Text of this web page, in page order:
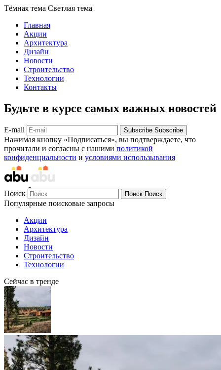
Тёмная тема Светлая тема
Главная
Акции
Архитектура
Дизайн
Новости
Строительство
Технологии
Контакты
Будьте в курсе самых важных новостей
E-mail Subscribe Subscribe
Нажимая кнопку «Подписаться», вы подтверждаете, что
прочитали и согласны с нашими политикой
конфиденциальности и условиями использывания
Поиск Поиск Поиск
Популярные поисковые запросы
Акции
Архитектура
Дизайн
Новости
Строительство
Технологии
Сейчас в тренде